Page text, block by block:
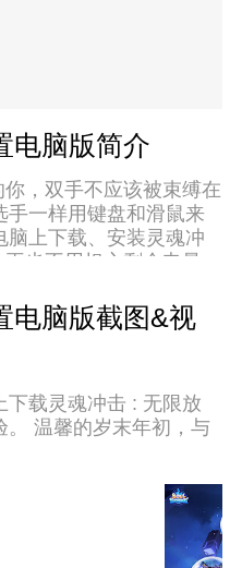
电脑版简介
，双手不应该被束缚在
手一样用键盘和滑鼠来
上下载、安装灵魂冲
也不用担心剩余电量、
置的好选择！我们用心
灵魂冲击 : 无限放置宛
电脑版截图&视
下载灵魂冲击 : 无限放
。 温馨的岁末年初，与